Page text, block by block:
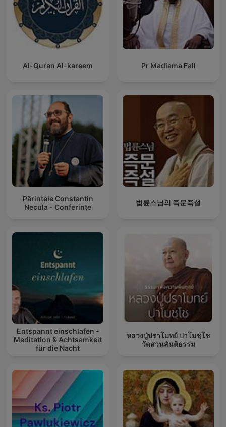
Al-Quran Al-kareem Pr Madiama Fall
Părintele Constantin
Necula - Conferințe
법륜스님의 즉문즉설
Entspannt einschlafen -
Meditation & Achtsamkeit
für die Nacht
หลวงปู่ปราโมทย์ ปาโมชฺโช
วัดสวนสันติธรรม